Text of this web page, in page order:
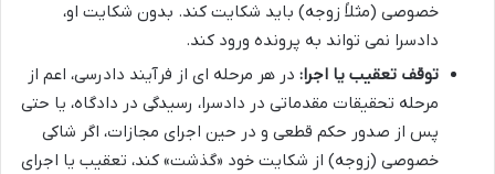
خصوصی (مثلاً زوجه) باید شکایت کند. بدون شکایت او،
دادسرا نمی تواند به پرونده ورود کند.
توقف تعقیب یا اجرا: در هر مرحله ای از فرآیند دادرسی، اعم از
مرحله تحقیقات مقدماتی در دادسرا، رسیدگی در دادگاه، یا حتی
پس از صدور حکم قطعی و در حین اجرای مجازات، اگر شاکی
خصوصی (زوجه) از شکایت خود «گذشت» کند، تعقیب یا اجرای